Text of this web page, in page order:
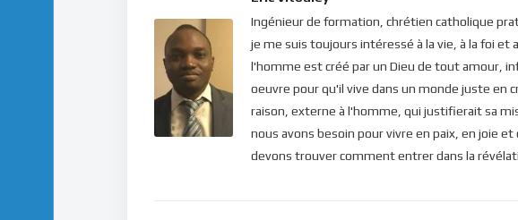
Ingénieur de formation, chrétien catholique
je me suis toujours intéressé à la vie, à la foi et
l'homme est créé par un Dieu de tout amour,
oeuvre pour qu'il vive dans un monde juste en
raison, externe à l'homme, qui justifierait sa
nous avons besoin pour vivre en paix, en joie
devons trouver comment entrer dans la